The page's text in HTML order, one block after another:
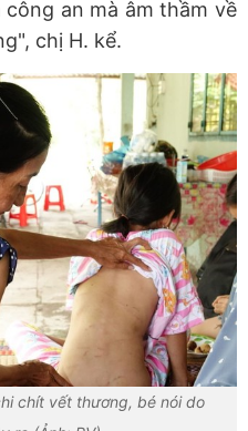
an mà âm thầm về
chị H. kể.
chít vết thương, bé nói do